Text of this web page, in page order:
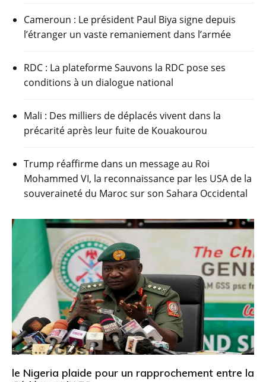
Cameroun : Le président Paul Biya signe depuis
l’étranger un vaste remaniement dans l’armée
RDC : La plateforme Sauvons la RDC pose ses
conditions à un dialogue national
Mali : Des milliers de déplacés vivent dans la
précarité après leur fuite de Kouakourou
Trump réaffirme dans un message au Roi
Mohammed VI, la reconnaissance par les USA de la
souveraineté du Maroc sur son Sahara Occidental
le Nigeria plaide pour un rapprochement entre la